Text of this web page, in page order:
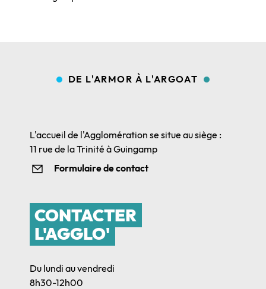
DE L'ARMOR À L'ARGOAT
L'accueil de l'Agglomération se situe au siège :
11 rue de la Trinité à Guingamp
Formulaire de contact
CONTACTER
L'AGGLO'
Du lundi au vendredi
8h30-12h00